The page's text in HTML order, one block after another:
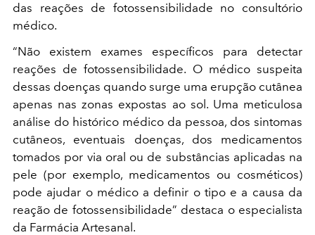
das reações de fotossensibilidade no consultório
médico.
“Não existem exames específicos para detectar
reações de fotossensibilidade. O médico suspeita
dessas doenças quando surge uma erupção cutânea
apenas nas zonas expostas ao sol. Uma meticulosa
análise do histórico médico da pessoa, dos sintomas
cutâneos, eventuais doenças, dos medicamentos
tomados por via oral ou de substâncias aplicadas na
pele (por exemplo, medicamentos ou cosméticos)
pode ajudar o médico a definir o tipo e a causa da
reação de fotossensibilidade” destaca o especialista
da Farmácia Artesanal.